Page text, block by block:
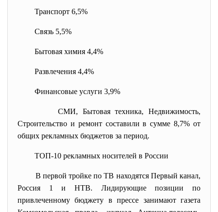
Транспорт 6,5%
Связь 5,5%
Бытовая химия 4,4%
Развлечения 4,4%
Финансовые услуги 3,9%
СМИ, Бытовая техника, Недвижимость,
Строительство и ремонт составили в сумме 8,7% от
общих рекламных бюджетов за период.
ТОП-10 рекламных носителей в России
В первой тройке по ТВ находятся Первый канал,
Россия 1 и НТВ. Лидирующие позиции по
привлеченному бюджету в прессе занимают газета